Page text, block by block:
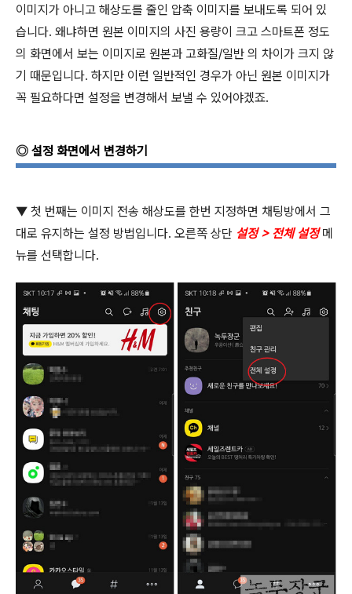
이미지가 아니고 해상도를 줄인 압축 이미지를 보내도록 되어 있
습니다. 왜냐하면 원본 이미지의 사진 용량이 크고 스마트폰 정도
의 화면에서 보는 이미지로 원본과 고화질/일반 의 차이가 크지 않
기 때문입니다. 하지만 이런 일반적인 경우가 아닌 원본 이미지가
꼭 필요하다면 설정을 변경해서 보낼 수 있어야겠죠.
◎ 설정 화면에서 변경하기
▼ 첫 번째는 이미지 전송 해상도를 한번 지정하면 채팅방에서 그
대로 유지하는 설정 방법입니다. 오른쪽 상단 설정> 전체 설정메
뉴를 선택합니다.